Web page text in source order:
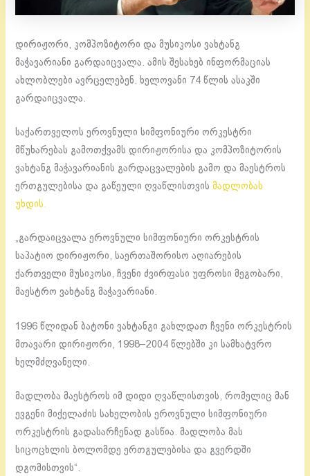
დირიჟორი, კომპოზიტორი და მუსიკოსი ვახტანგ
მაჭავარიანი გარდაიცვალა. ამის შესახებ ინფორმაციას
ახლობლები ავრცელებენ. ხელოვანი 74 წლის ასაკში
გარდაიცვალა.
საქართველოს ეროვნული სიმფონიური ორკესტრი
მწუხარებას გამოთქვამს დირიჟორისა და კომპოზიტორის
ვახტანგ მაჭავარიანის გარდაცვალების გამო და მაესტროს
ერთგულებისა და გაწეული ღვაწლისთვის მადლობას
უხდის.
„გარდაიცვალა ეროვნული სიმფონიური ორკესტრის
საპატიო დირიჟორი, საერთაშორისო აღიარების
ქართველი მუსიკოსი, ჩვენი ძვირფასი უფროსი მეგობარი,
მაესტრო ვახტანგ მაჭავარიანი.
1996 წლიდან ბატონი ვახტანგი გახლდათ ჩვენი ორკესტრის
მთავარი დირიჟორი, 1998–2004 წლებში კი სამხატვრო
ხელმძღვანელი.
მადლობა მაესტროს იმ დიდი ღვაწლისთვის, რომელიც მან
ევგენი მიქელაძის სახელობის ეროვნული სიმფონიური
ორკესტრის გადასარჩენად გასწია. მადლობა მას
სიცოცხლის ბოლომდე ერთგულებისა და გვერდში
დგომისთვის“.